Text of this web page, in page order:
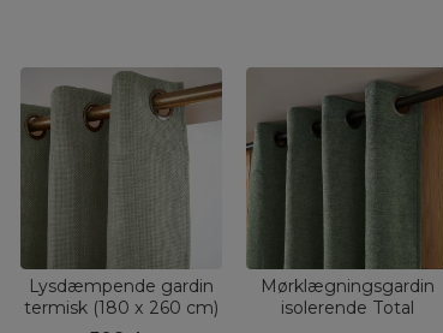
Lysdæmpende gardin
termisk (180 x 260 cm)
Mørklægningsgardin
isolerende Total